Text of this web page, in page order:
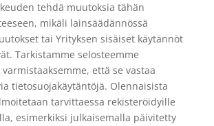
tehdä muutoksia tähän
mikäli lainsäädännössä
tai Yrityksen sisäiset käytännöt
Tarkistamme selosteemme
että se vastaa
tietosuojakäytäntöjä. Olennaisista
tarvittaessa rekisteröidyille
esimerkiksi julkaisemalla päivitetty